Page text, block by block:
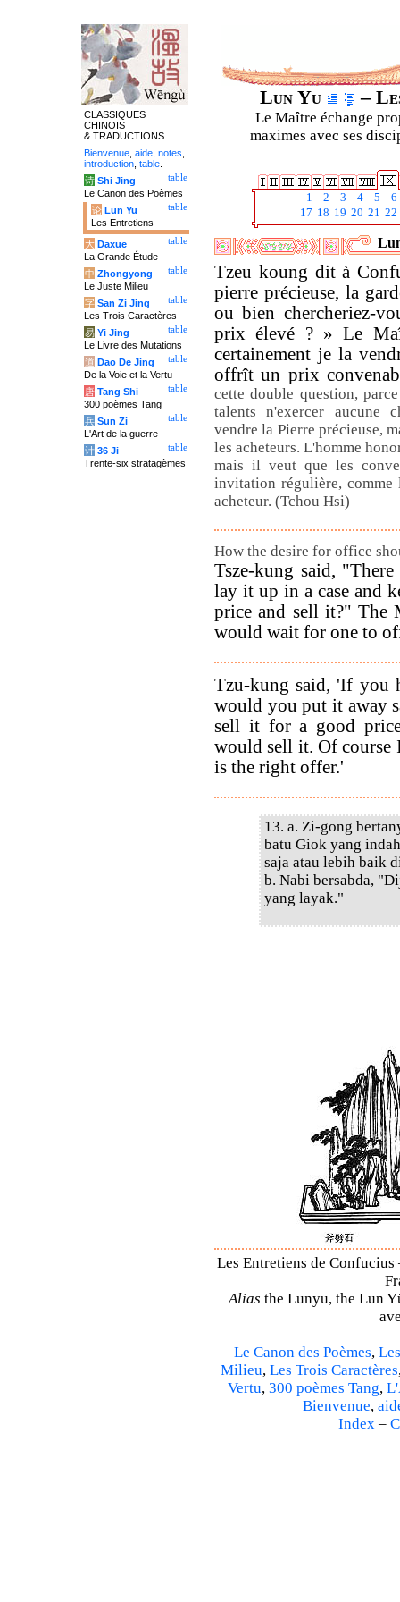
Lun Yu –
Le Maître échange
maximes avec ses
1 2 3 4 5
6
17 18 19 20 21 22
Tzeu koung dit à
pierre précieuse, la
ou bien chercheriez-
prix élevé ? » Le
certainement je la
offrît un prix
cette double question,
talents n'exercer aucune
vendre la Pierre précieuse,
les acheteurs. L'homme
mais il veut que les
invitation régulière, comme
acheteur. (Tchou Hsi)
How the desire for office
Tsze-kung said,
lay it up in a case and
price and sell it?"
would wait for one to
Tzu-kung said, 'If you
would you put it away
sell it for a good
would sell it. Of
is the right offer.'
13. a. Zi-gong
batu Giok yang
saja atau lebih baik
b. Nabi bersabda,
yang layak."
Les Entretiens de
Alias the Lunyu, the Lun
Le Canon des Poèmes,
Milieu, Les Trois Caractères
Vertu, 300 poèmes Tang,
Bienvenue,
Index –
CLASSIQUES
CHINOIS
& TRADUCTIONS
Bienvenue aide notes
introduction table
table
诗 Shi Jing
Le Canon des Poèmes
table
论 Lun Yu
Les Entretiens
table
大 Daxue
La Grande Étude
table
中 Zhongyong
Le Juste Milieu
table
字 San Zi Jing
Les Trois Caractères
table
易 Yi Jing
Le Livre des Mutations
table
道 Dao De Jing
De la Voie et la Vertu
table
唐 Tang Shi
300 poèmes Tang
table
兵 Sun Zi
L'Art de la guerre
table
计 36 Ji
Trente-six stratagèmes